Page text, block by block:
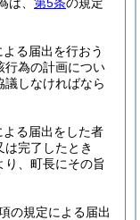
る届出を行おう
行為の計画につい
しなければなら
る届出をした者
完了したとき
、町長にその旨
の規定による届出